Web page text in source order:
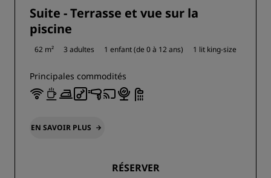
Suite - Terrasse et vue sur la
piscine
62 m² 3 adultes 1 enfant (de 0 à 12 ans) 1 lit king-size
Principales commodités
EN SAVOIR PLUS
RÉSERVER